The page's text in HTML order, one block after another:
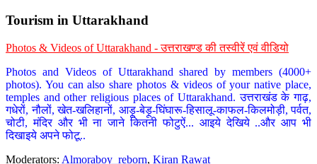
Tourism in Uttarakhand
Photos & Videos of Uttarakhand - उत्तराखण्ड की तस्वीरें एवं वीडियो
Photos and Videos of Uttarakhand shared by members (4000+
photos). You can also share photos & videos of your native place,
temples and other religious places of Uttarakhand. उत्तराखंड के गाढ़,
गधेरों, नौलों, खेत-खलिहानों, आड़ू-बेड़ू-घिंघारू-हिसालू-काफल-किलमोड़ी, पर्वत,
चोटी, मंदिर और भी ना जाने कितनी फोटुऐं... आइये देखिये ..और आप भी
दिखाइये अपने फोटू..
Moderators: Almoraboy_reborn, Kiran Rawat